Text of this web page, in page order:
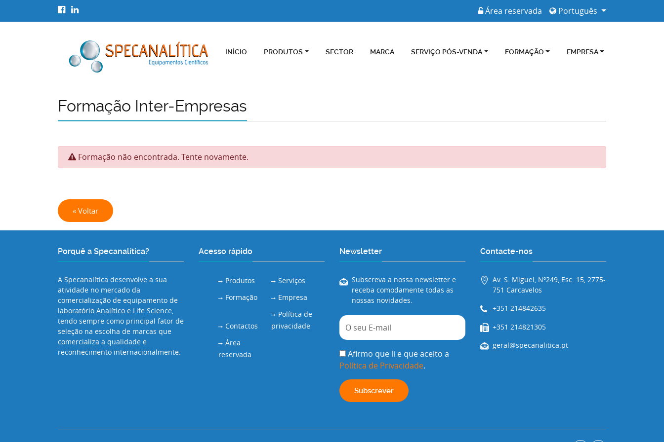
Português
Área reservada
INÍCIO PRODUTOS SECTOR MARCA SERVIÇO PÓS-VENDA FORMAÇÃO EMPRESA
Formação Inter-Empresas
Formação não encontrada. Tente novamente.
« Voltar
Porquê a Specanalítica?
A Specanalítica desenvolve a sua
atividade no mercado da
comercialização de equipamento de
laboratório Analítico e Life Science,
tendo sempre como principal fator de
seleção na escolha de marcas que
comercializa a qualidade e
reconhecimento internacionalmente.
Acesso rápido
Produtos
Serviços
Formação
Empresa
Contactos
Política de
privacidade
Área
reservada
Newsletter
Subscreva a nossa newsletter e
receba comodamente todas as
nossas novidades.
Afirmo que li e que aceito a
Política de Privacidade.
Contacte-nos
Av. S. Miguel, Nº249, Esc. 15, 2775-
751 Carcavelos
+351 214842635
+351 214821305
geral@specanalitica.pt